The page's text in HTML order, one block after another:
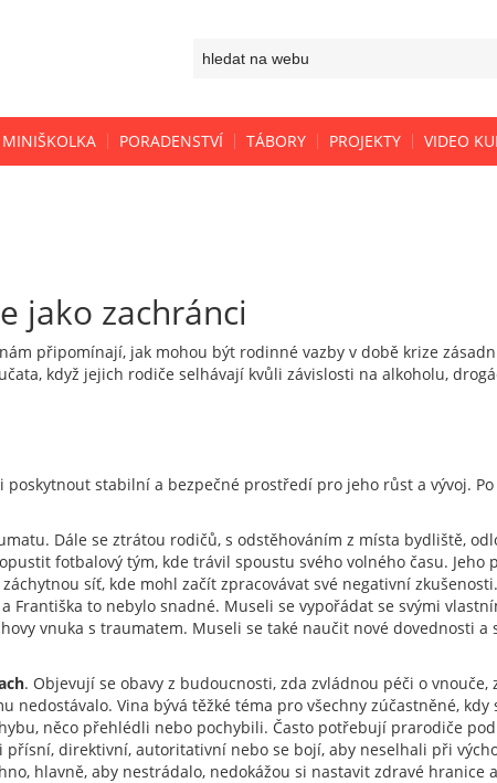
MINIŠKOLKA PORADENSTVÍ TÁBORY PROJEKTY VIDEO
jako zachránci
připomínají, jak mohou být rodinné vazby v době krize
když jejich rodiče selhávají kvůli závislosti na alkoholu,
stabilní a bezpečné prostředí pro jeho růst a vývoj.
Dále se ztrátou rodičů, s odstěhováním z místa bydliště,
fotbalový tým, kde trávil spoustu svého volného času. Jeho
síť, kde mohl začít zpracovávat své negativní
to nebylo snadné. Museli se vypořádat se svými
vnuka s traumatem. Museli se také naučit nové dovednosti
. Objevují se obavy z budoucnosti, zda zvládnou péči o vnouče,
Vina bývá těžké téma pro všechny zúčastněné,
něco přehlédli nebo pochybili. Často potřebují prarodiče
direktivní, autoritativní nebo se bojí, aby neselhali při
hlavně, aby nestrádalo, nedokážou si nastavit zdravé hranice